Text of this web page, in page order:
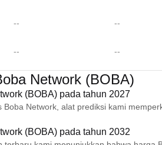
-- --
-- --
Network (BOBA)
(BOBA) pada tahun 2027
Boba Network, alat prediksi kami
(BOBA) pada tahun 2032